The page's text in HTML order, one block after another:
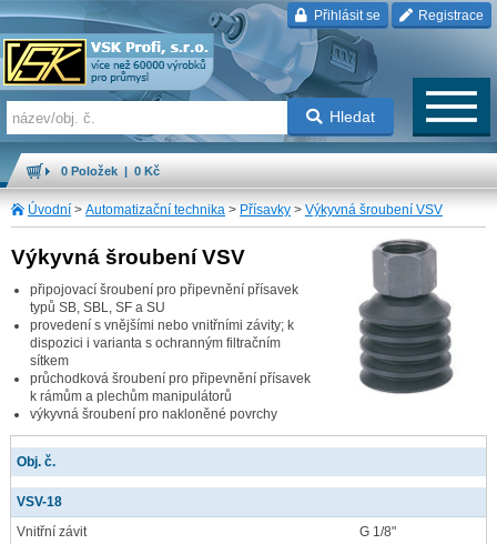
Přihlásit se Registrace
Hledat
0 Položek | 0 Kč
Úvodní > Automatizační technika > Přísavky > Výkyvná šroubení VSV
Výkyvná šroubení VSV
připojovací šroubení pro připevnění přísavek
typů SB, SBL, SF a SU
provedení s vnějšími nebo vnitřními závity; k
dispozici i varianta s ochranným filtračním
sítkem
průchodková šroubení pro připevnění přísavek
k rámům a plechům manipulátorů
výkyvná šroubení pro nakloněné povrchy
Obj. č.
VSV-18
Vnitřní závit
G 1/8"